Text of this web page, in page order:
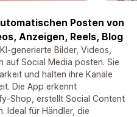
Posten von
Anzeigen, Reels, Blog
generierte Bilder, Videos,
auf Social Media posten. Sie
und halten ihre Kanäle
Die App erkennt
Shop, erstellt Social Content
Ideal für Händler, die